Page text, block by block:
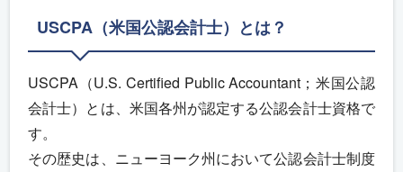
USCPA（米国公認会計士）とは？
USCPA（U.S. Certified Public Accountant；米国公認
会計士）とは、米国各州が認定する公認会計士資格で
す。
その歴史は、ニューヨーク州において公認会計士制度